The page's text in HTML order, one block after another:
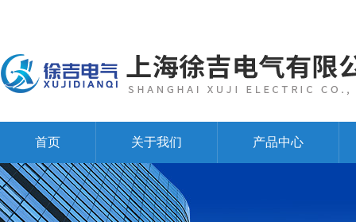
首页 关于我们 产品中心